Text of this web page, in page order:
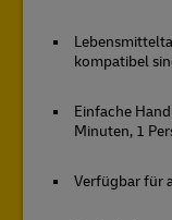
kompatibel
Einfache
Minuten, 1
Verfügbar für